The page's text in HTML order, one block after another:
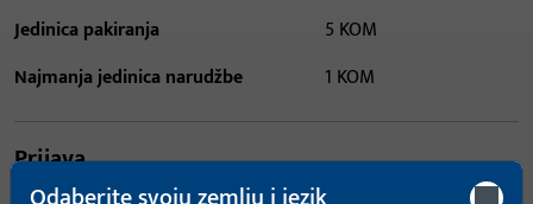
Jedinica pakiranja
5 KOM
Najmanja jedinica narudžbe
1 KOM
Prijava